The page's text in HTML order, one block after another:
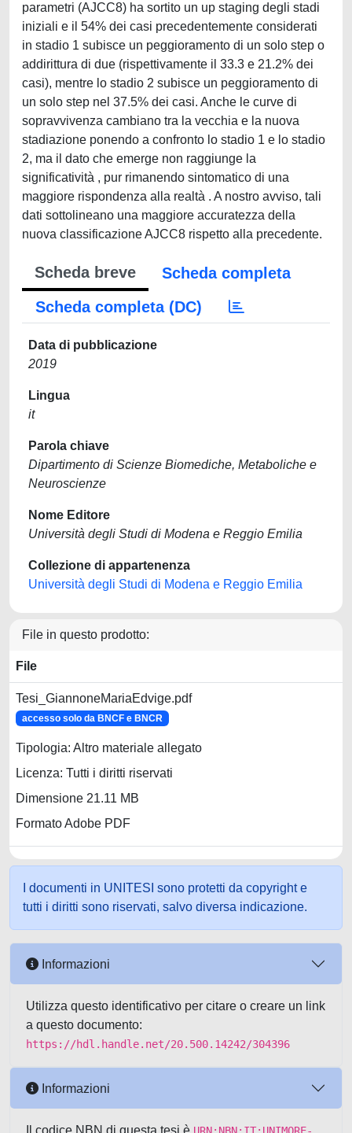
parametri (AJCC8) ha sortito un up staging degli stadi
iniziali e il 54% dei casi precedentemente considerati
in stadio 1 subisce un peggioramento di un solo step o
addirittura di due (rispettivamente il 33.3 e 21.2% dei
casi), mentre lo stadio 2 subisce un peggioramento di
un solo step nel 37.5% dei casi. Anche le curve di
sopravvivenza cambiano tra la vecchia e la nuova
stadiazione ponendo a confronto lo stadio 1 e lo stadio
2, ma il dato che emerge non raggiunge la
significatività , pur rimanendo sintomatico di una
maggiore rispondenza alla realtà . A nostro avviso, tali
dati sottolineano una maggiore accuratezza della
nuova classificazione AJCC8 rispetto alla precedente.
Scheda breve
Scheda completa
Scheda completa (DC)
Data di pubblicazione
2019
Lingua
it
Parola chiave
Dipartimento di Scienze Biomediche, Metaboliche e
Neuroscienze
Nome Editore
Università degli Studi di Modena e Reggio Emilia
Collezione di appartenenza
Università degli Studi di Modena e Reggio Emilia
File in questo prodotto:
File
Tesi_GiannoneMariaEdvige.pdf
accesso solo da BNCF e BNCR
Tipologia: Altro materiale allegato
Licenza: Tutti i diritti riservati
Dimensione 21.11 MB
Formato Adobe PDF
I documenti in UNITESI sono protetti da copyright e
tutti i diritti sono riservati, salvo diversa indicazione.
Informazioni
Utilizza questo identificativo per citare o creare un link
a questo documento:
https://hdl.handle.net/20.500.14242/304396
Informazioni
Il codice NBN di questa tesi è